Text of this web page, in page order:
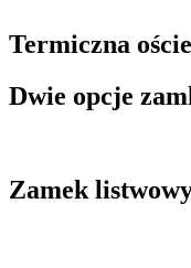
Termiczna
Dwie opcje
Zamek